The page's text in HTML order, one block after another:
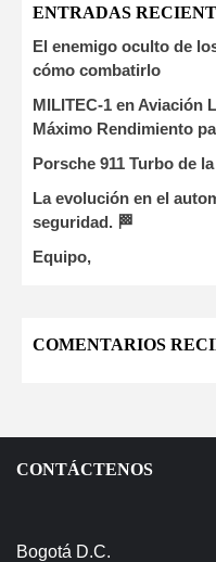
ENTRADAS
El enemigo oculto de
cómo combatirlo
MILITEC-1 en Aviación
Máximo Rendimiento
Porsche 911 Turbo de
La evolución en el
seguridad. 🏁
Equipo,
COMENTARIOS
CONTÁCTENOS
Bogotá D.C.